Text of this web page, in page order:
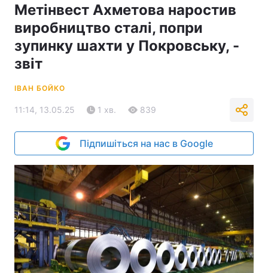
Метінвест Ахметова наростив
виробництво сталі, попри
зупинку шахти у Покровську, -
звіт
ІВАН БОЙКО
11:14, 13.05.25 1 хв. 839
Підпишіться на нас в Google